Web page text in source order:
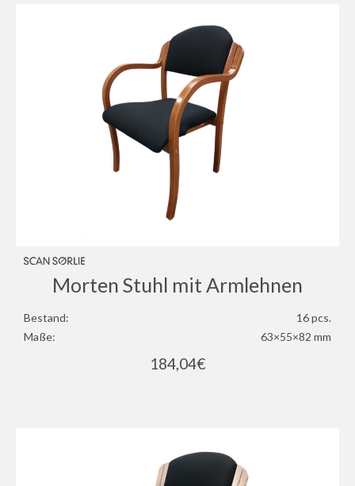
Morten Stuhl mit Armlehnen
Bestand:
16 pcs.
Maße:
63×55×82 mm
184,04€